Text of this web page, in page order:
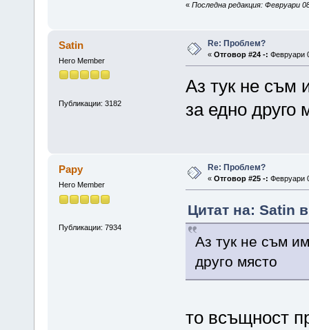
« Последна редакция: Февруари
Satin
Hero Member
Публикации: 3182
Re: Проблем?
« Отговор #24 -: Февруари
Аз тук не съм
за едно друго
Papy
Hero Member
Публикации: 7934
Re: Проблем?
« Отговор #25 -: Февруари
Цитат на: Satin
Аз тук не съм
друго място
то всъщност